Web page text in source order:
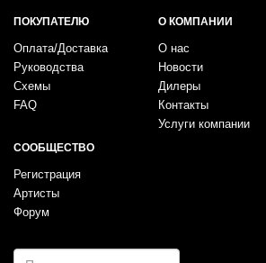
ПОКУПАТЕЛЮ
Оплата/Доставка
Руководства
Схемы
FAQ
О КОМПАНИИ
О нас
Новости
Дилеры
Контакты
Услуги компании
СООБЩЕСТВО
Регистрация
Артисты
Форум
E-